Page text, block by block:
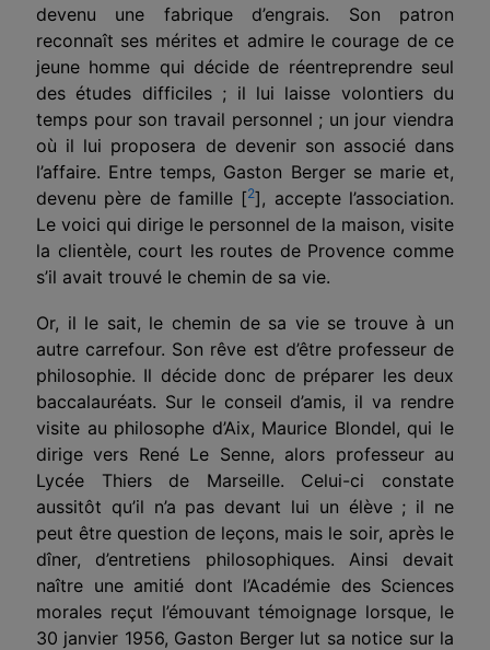
devenu une fabrique d’engrais. Son patron
reconnaît ses mérites et admire le courage de ce
jeune homme qui décide de réentreprendre seul
des études difficiles ; il lui laisse volontiers du
temps pour son travail personnel ; un jour viendra
où il lui proposera de devenir son associé dans
l’affaire. Entre temps, Gaston Berger se marie et,
devenu père de famille [2], accepte l’association.
Le voici qui dirige le personnel de la maison, visite
la clientèle, court les routes de Provence comme
s’il avait trouvé le chemin de sa vie.
Or, il le sait, le chemin de sa vie se trouve à un
autre carrefour. Son rêve est d’être professeur de
philosophie. Il décide donc de préparer les deux
baccalauréats. Sur le conseil d’amis, il va rendre
visite au philosophe d’Aix, Maurice Blondel, qui le
dirige vers René Le Senne, alors professeur au
Lycée Thiers de Marseille. Celui-ci constate
aussitôt qu’il n’a pas devant lui un élève ; il ne
peut être question de leçons, mais le soir, après le
dîner, d’entretiens philosophiques. Ainsi devait
naître une amitié dont l’Académie des Sciences
morales reçut l’émouvant témoignage lorsque, le
30 janvier 1956, Gaston Berger lut sa notice sur la